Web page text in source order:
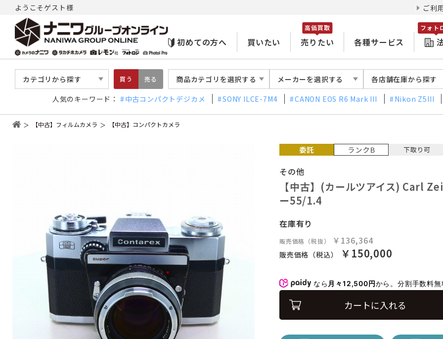
ようこそゲスト様 ご利
初めての方へ 買いたい 売りたい
高価買取
各種サービス
フォト
カテゴリから探す 買う 売る 商品カテゴリを選択する メーカーを選択する 各店舗在庫から探す
人気のキーワード： 中古コンパクトデジカメ SONY ILCE-7M4 CANON EOS R6 Mark III Nikon Z5III
【中古】フィルムカメラ 【中古】コンパクトカメラ
その他
【中古】(カールツアイス) Carl
ー55/1.4
在庫有り
販売価格（税抜） ￥136,364
販売価格（税込） ￥150,000
なら 月々12,500円から。分割手数料
カートに入れる